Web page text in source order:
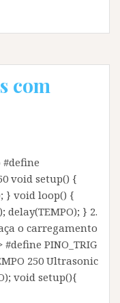
com
#define
void setup() {
} void loop() {
delay(TEMPO); } 2.
o carregamento
PINO_TRIG
250 Ultrasonic
void setup(){